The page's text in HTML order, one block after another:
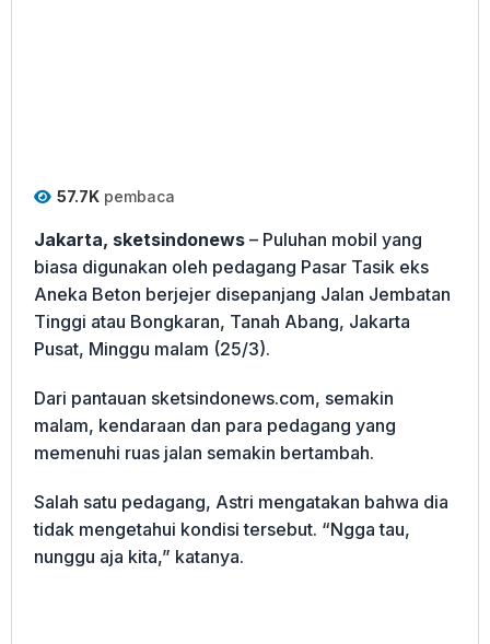
57.7K pembaca
Jakarta, sketsindonews – Puluhan mobil yang
biasa digunakan oleh pedagang Pasar Tasik eks
Aneka Beton berjejer disepanjang Jalan Jembatan
Tinggi atau Bongkaran, Tanah Abang, Jakarta
Pusat, Minggu malam (25/3).
Dari pantauan sketsindonews.com, semakin
malam, kendaraan dan para pedagang yang
memenuhi ruas jalan semakin bertambah.
Salah satu pedagang, Astri mengatakan bahwa dia
tidak mengetahui kondisi tersebut. “Ngga tau,
nunggu aja kita,” katanya.